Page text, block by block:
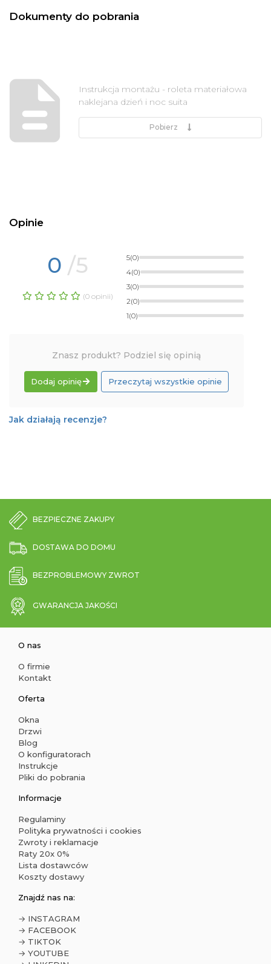
Dokumenty do pobrania
Instrukcja montażu - roleta materiałowa
naklejana dzień i noc suita
Pobierz
Opinie
0 /5
(0 opinii)
5(0)
4(0)
3(0)
2(0)
1(0)
Znasz produkt? Podziel się opinią
Dodaj opinię Przeczytaj wszystkie opinie
Jak działają recenzje?
BEZPIECZNE ZAKUPY
DOSTAWA DO DOMU
BEZPROBLEMOWY ZWROT
GWARANCJA JAKOŚCI
O nas
O firmie
Kontakt
Oferta
Okna
Drzwi
Blog
O konfiguratorach
Instrukcje
Pliki do pobrania
Informacje
Regulaminy
Polityka prywatności i cookies
Zwroty i reklamacje
Raty 20x 0%
Lista dostawców
Koszty dostawy
Znajdź nas na:
→ INSTAGRAM
→ FACEBOOK
→ TIKTOK
→ YOUTUBE